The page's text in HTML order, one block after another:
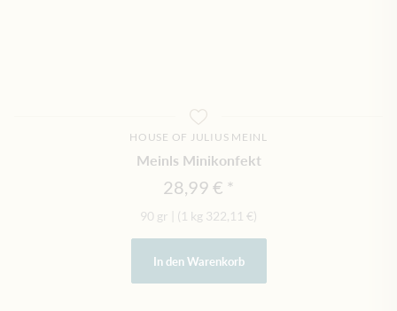
HOUSE OF JULIUS MEINL
Meinls Minikonfekt
28,99 €
90 gr (1 kg 322,11 €)
In den Warenkorb